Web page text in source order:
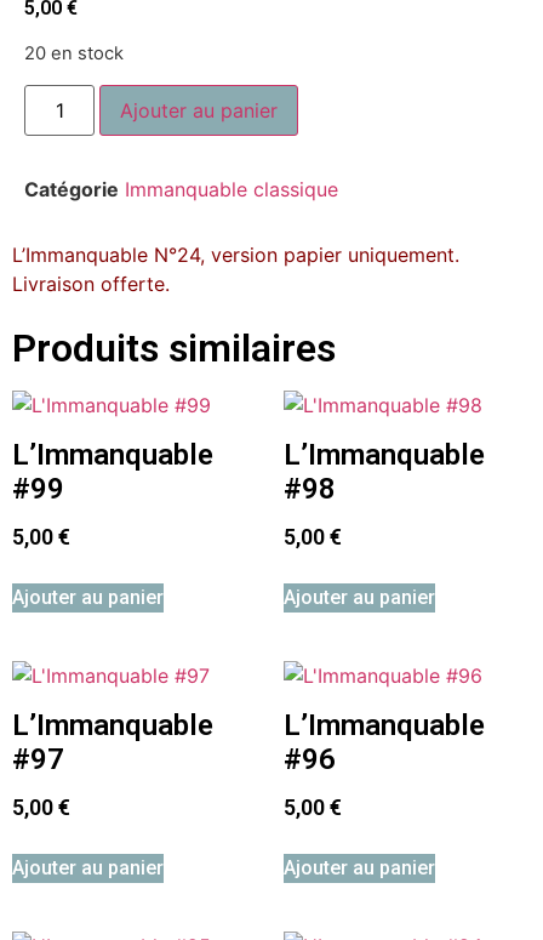
5,00 €
20 en stock
Ajouter au panier
Catégorie Immanquable classique
L’Immanquable N°24, version papier uniquement.
Livraison offerte.
Produits similaires
L’Immanquable
#99
5,00€
Ajouter au panier
L’Immanquable
#98
5,00€
Ajouter au panier
L’Immanquable
#97
5,00€
Ajouter au panier
L’Immanquable
#96
5,00€
Ajouter au panier